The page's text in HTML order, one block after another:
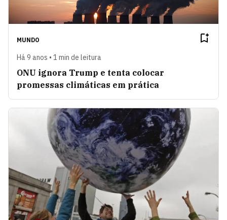
MUNDO
Há 9 anos • 1 min de leitura
ONU ignora Trump e tenta colocar
promessas climáticas em prática